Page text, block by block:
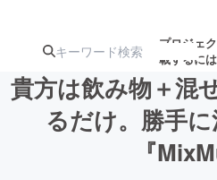
プロジェ
載するには
注目の新着プロ
貴方は飲み物＋混
るだけ。勝手
『